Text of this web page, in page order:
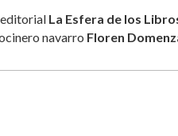
editorial La Esfera de los
navarro Floren